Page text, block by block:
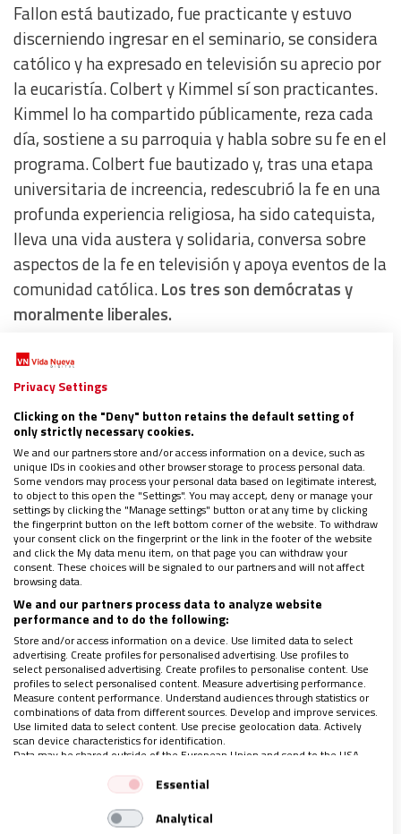
Fallon está bautizado, fue practicante y estuvo
discerniendo ingresar en el seminario, se considera
católico y ha expresado en televisión su aprecio por
la eucaristía. Colbert y Kimmel sí son practicantes.
Kimmel lo ha compartido públicamente, reza cada
día, sostiene a su parroquia y habla sobre su fe en el
programa. Colbert fue bautizado y, tras una etapa
universitaria de increencia, redescubrió la fe en una
profunda experiencia religiosa, ha sido catequista,
lleva una vida austera y solidaria, conversa sobre
aspectos de la fe en televisión y apoya eventos de la
comunidad católica.Los tres son demócratas y
moralmente liberales.
El género de estos programas combina mucha
comedia, una crítica intelectual y satírica
sofisticada y comprometida, entrevistas, atención
a historias de interés humano, música… y son un
referente de moral cívica para la sociedad, muy
atentos al mundo de hoy.Comparten cada noche un
catolicismo desbordante de alegría y compromiso.
Televisión de máxima calidad
Privacy Settings
Clicking on the "Deny" button retains the default setting of
only strictly necessary cookies.
We and our partners store and/or access information on a device, such as
unique IDs in cookies and other browser storage to process personal data.
Some vendors may process your personal data based on legitimate interest,
to object to this open the "Settings". You may accept, deny or manage your
settings by clicking the "Manage settings" button or at any time by clicking
the fingerprint button on the left bottom corner of the website. To withdraw
your consent click on the fingerprint or the link in the footer of the website
and click the My data menu item, on that page you can withdraw your
consent. These choices will be signaled to our partners and will not affect
browsing data.
We and our partners process data to analyze website
performance and to do the following:
Store and/or access information on a device. Use limited data to select
advertising. Create profiles for personalised advertising. Use profiles to
select personalised advertising. Create profiles to personalise content. Use
profiles to select personalised content. Measure advertising performance.
Measure content performance. Understand audiences through statistics or
combinations of data from different sources. Develop and improve services.
Use limited data to select content. Use precise geolocation data. Actively
scan device characteristics for identification.
Data may be shared outside of the European Union and send to the USA.
Your consent and the cookie policy applies solely to this website/app.
View Partner List (1 IAB Vendors)
We use your data for the following purposes:
Essential
Analytical